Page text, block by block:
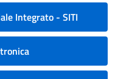
Integrato - SITI